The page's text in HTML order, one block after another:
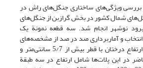
ویژگی‌های ساختاری جنگل‌های راش در
شمال کشور در بخش گرازبن از جنگل‌های
نوشهر انجام شد. سه قطعه نمونة یک
و آماربرداری صد در صد از مشخصه‌های
درختان شامل قطر و ارتفاع درختان با قطر بیش از 5/7 سانتی‌متر و
در این پلات‌ها شامل ارتفاع در سه طبقة